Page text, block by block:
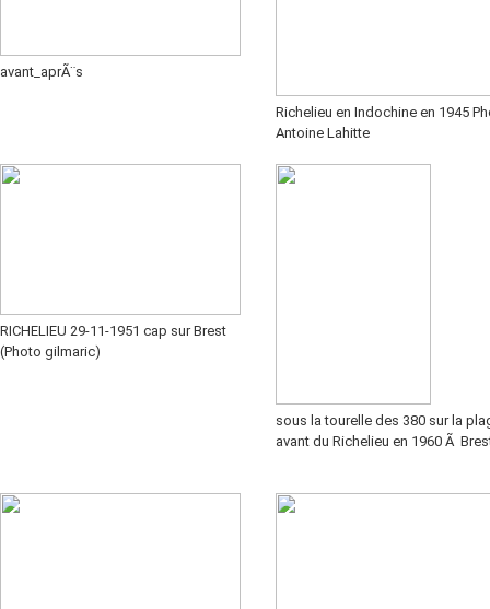
avant_aprÃ¨s
Richelieu en Indochine en 1945
Antoine Lahitte
RICHELIEU 29-11-1951 cap sur Brest
(Photo gilmaric)
sous la tourelle des 380 sur la
avant du Richelieu en 1960 Ã